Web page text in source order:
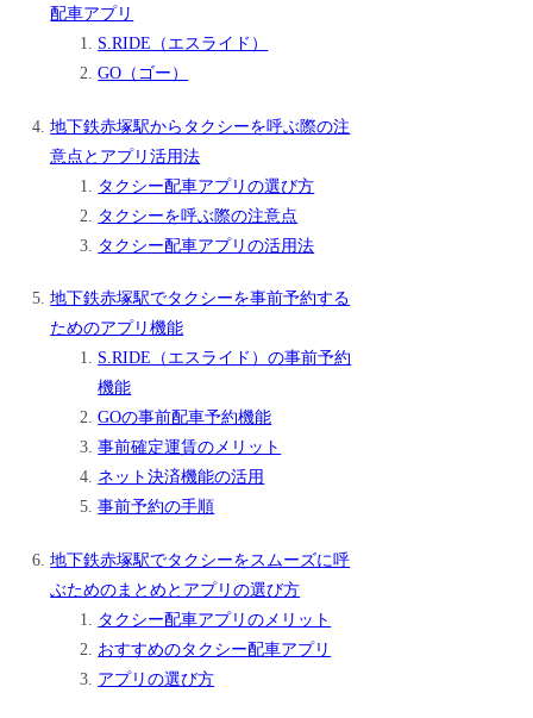
配車アプリ
S.RIDE（エスライド）
GO（ゴー）
地下鉄赤塚駅からタクシーを呼ぶ際の注
意点とアプリ活用法
タクシー配車アプリの選び方
タクシーを呼ぶ際の注意点
タクシー配車アプリの活用法
地下鉄赤塚駅でタクシーを事前予約する
ためのアプリ機能
S.RIDE（エスライド）の事前予約
機能
GOの事前配車予約機能
事前確定運賃のメリット
ネット決済機能の活用
事前予約の手順
地下鉄赤塚駅でタクシーをスムーズに呼
ぶためのまとめとアプリの選び方
タクシー配車アプリのメリット
おすすめのタクシー配車アプリ
アプリの選び方